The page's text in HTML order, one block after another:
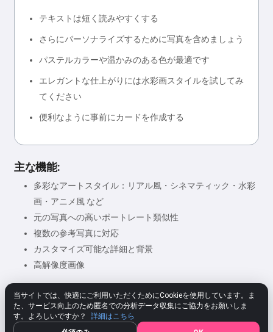
テキストは短く読みやすくする
さらにパーソナライズするために写真を含めましょう
パステルカラーや温かみのある色が最適です
エレガントな仕上がりには水彩画スタイルを試してみ
てください
便利なように事前にカードを作成する
主な機能:
多彩なアートスタイル：リアル風・シネマティック・水彩
画・アニメ風 など
元の写真への高いポートレート類似性
複数の参考写真に対応
カスタマイズ可能な詳細と背景
高解像度画像
★★★★★4.80312 設定 評価する
当サイトでは、快適にご利用いただくためにCookieを使用しています。ま
た、サービス向上のため匿名での分析データ収集にご協力をお願いしま
す。よろしいですか？
詳細はこちら